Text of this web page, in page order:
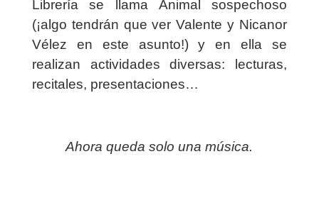
Librería se llama Animal sospechoso
(¡algo tendrán que ver Valente y Nicanor
Vélez en este asunto!) y en ella se
realizan actividades diversas: lecturas,
recitales, presentaciones…
Ahora queda solo una música.